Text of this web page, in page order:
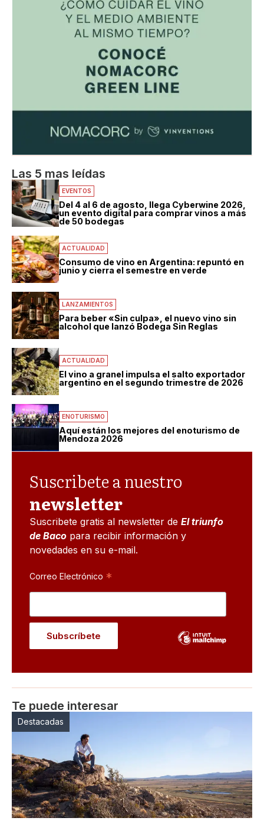
Las 5 mas leídas
EVENTOS
Del 4 al 6 de agosto, llega Cyberwine 2026,
un evento digital para comprar vinos a más
de 50 bodegas
ACTUALIDAD
Consumo de vino en Argentina: repuntó en
junio y cierra el semestre en verde
LANZAMIENTOS
Para beber «Sin culpa», el nuevo vino sin
alcohol que lanzó Bodega Sin Reglas
ACTUALIDAD
El vino a granel impulsa el salto exportador
argentino en el segundo trimestre de 2026
ENOTURISMO
Aquí están los mejores del enoturismo de
Mendoza 2026
Suscribete a nuestro
newsletter
Suscribete gratis al newsletter de El triunfo
de Baco para recibir información y
novedades en su e-mail.
Correo Electrónico *
Te puede interesar
Destacadas